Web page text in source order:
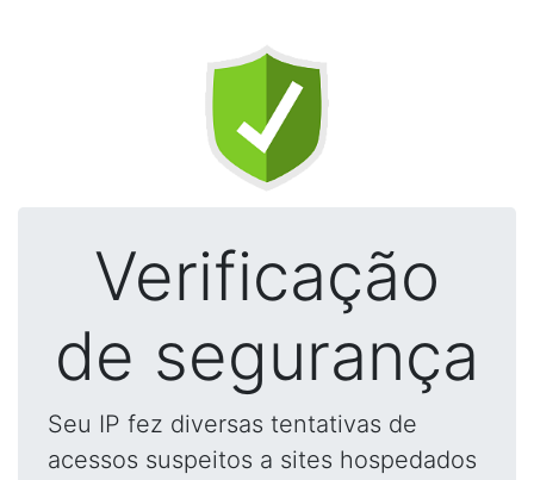
Verificação
de segurança
Seu IP fez diversas tentativas de
acessos suspeitos a sites hospedados